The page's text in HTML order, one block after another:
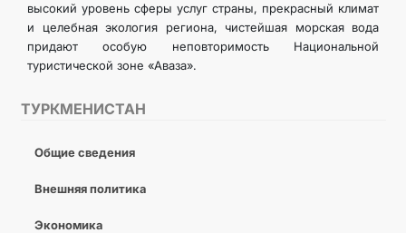
ТУРКМЕНИСТАН
Общие сведения
Внешняя политика
Экономика
высокий уровень сферы услуг страны, прекрасный климат
и целебная экология региона, чистейшая морская вода
придают особую неповторимость Национальной
туристической зоне «Аваза».